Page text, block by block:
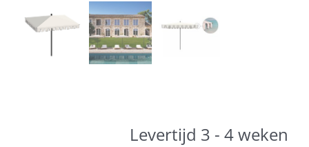
Balkonklemmen
Beschermhoezen
Levertijd 3 - 4 weken